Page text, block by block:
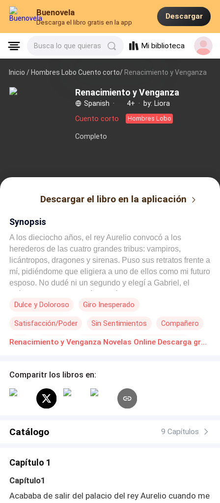
Buenovela
Descarga el libro gratis en la app
Descargar
Busca lo que quieras Mi biblioteca
Inicio /Hombres Lobo Cuento corto/ Renacimiento y Venganza
Renacimiento y Venganza
Spanish · 4+ ·
by: Liora
Cuento corto
Hombres Lobo
Completo
Descargar el libro en la aplicación
Synopsis
A los dieciocho años, el rey Aurelio convocó a los
herederos de las cuatro grandes tribus: vampiros,
licántropos, dragones y sirenas. Puso sus retratos frente a
mí, pidiéndome que eligiera a uno de ellos como mi futuro
esposo. No dudé ni un segundo y elegí a Gabriel, el
región periférica. La sala no tardó en llenarse de
había amado al Alfa Theo, el de sangre más poderosa de
los Lázaro. Había pasado siete años persiguiéndolo,
declarando mi amor por él en la corte real. Incluso, llegué
casarme con él. En mi vida pasada, logré mi deseo y
celebramos la ceremonia de la pareja. Así fue como él
las cuatro grandes tribus. Sin embargo, no esperaba que,
Desde ese momento, Theo me odió con todo su ser. Las
constantemente, y, todas ellas se parecían a mi hermana.
Incluso las dejaba humillarme frente a él, convirtiéndome,
Dulce y Doloroso Giro Inesperado
Satisfacción/Poder Sin Sentimientos Compañero
Alfa Realeza Reality Show Castigo al Infiel Renacimiento y Venganza Novelas Online Descarga gratuita de PDF
Comparitr los libros en:
Catálogo 9 Capítulos
Capítulo 1
Capítulo1
Acababa de salir del palacio del rey Aurelio cuando me